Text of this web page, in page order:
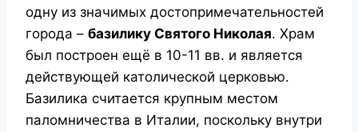
одну из значимых достопримечательностей
города – базилику Святого Николая. Храм
был построен ещё в 10-11 вв. и является
действующей католической церковью.
Базилика считается крупным местом
паломничества в Италии, поскольку внутри